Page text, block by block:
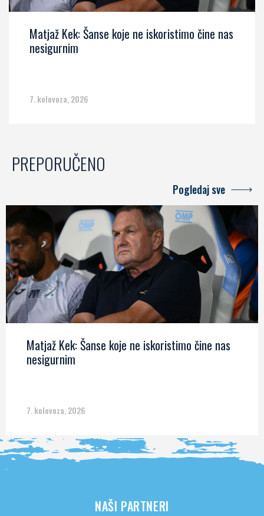
Matjaž Kek: Šanse koje ne iskoristimo čine nas
nesigurnim
7. kolovoza, 2026
PREPORUČENO
Pogledaj sve
Matjaž Kek: Šanse koje ne iskoristimo čine nas
nesigurnim
7. kolovoza, 2026
NAŠI PARTNERI